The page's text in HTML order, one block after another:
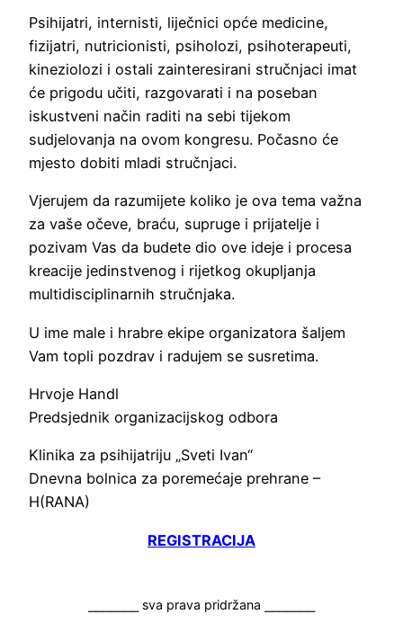
Psihijatri, internisti, liječnici opće medicine,
fizijatri, nutricionisti, psiholozi, psihoterapeuti,
kineziolozi i ostali zainteresirani stručnjaci imat
će prigodu učiti, razgovarati i na poseban
iskustveni način raditi na sebi tijekom
sudjelovanja na ovom kongresu. Počasno će
mjesto dobiti mladi stručnjaci.
Vjerujem da razumijete koliko je ova tema važna
za vaše očeve, braću, supruge i prijatelje i
pozivam Vas da budete dio ove ideje i procesa
kreacije jedinstvenog i rijetkog okupljanja
multidisciplinarnih stručnjaka.
U ime male i hrabre ekipe organizatora šaljem
Vam topli pozdrav i radujem se susretima.
Hrvoje Handl
Predsjednik organizacijskog odbora
Klinika za psihijatriju „Sveti Ivan“
Dnevna bolnica za poremećaje prehrane –
H(RANA)
REGISTRACIJA
⎯⎯⎯⎯⎯⎯⎯ sva prava pridržana ⎯⎯⎯⎯⎯⎯⎯